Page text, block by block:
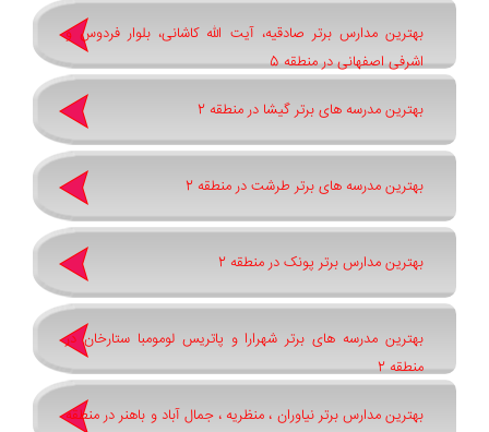
بهترین مدارس برتر صادقیه، آیت الله کاشانی، بلوار فردوس و
اشرفی اصفهانی در منطقه 5
بهترین مدرسه های برتر گیشا در منطقه 2
بهترین مدرسه های برتر طرشت در منطقه 2
بهترین مدارس برتر پونک در منطقه 2
بهترین مدرسه های برتر شهرارا و پاتريس لومومبا ستارخان در
منطقه 2
بهترین مدارس برتر نیاوران ، منظریه ، جمال آباد و باهنر در منطقه